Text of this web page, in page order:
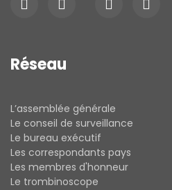
Réseau
L’assemblée générale
Le conseil de surveillance
Le bureau exécutif
Les correspondants pays
Les membres d'honneur
Le trombinoscope